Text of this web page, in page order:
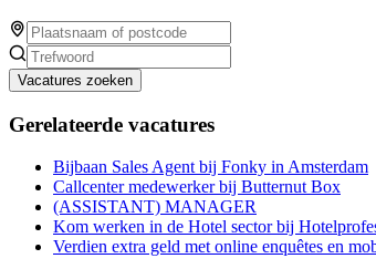
Vacatures zoeken
Gerelateerde vacatures
Bijbaan Sales Agent bij Fonky in Amsterdam
Callcenter medewerker bij Butternut Box
(ASSISTANT) MANAGER
Kom werken in de Hotel sector bij
Verdien extra geld met online enquêtes en